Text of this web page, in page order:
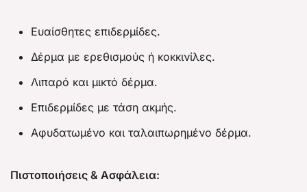
Ευαίσθητες επιδερμίδες.
Δέρμα με ερεθισμούς ή κοκκινίλες.
Λιπαρό και μικτό δέρμα.
Επιδερμίδες με τάση ακμής.
Αφυδατωμένο και ταλαιπωρημένο δέρμα.
Πιστοποιήσεις & Ασφάλεια: